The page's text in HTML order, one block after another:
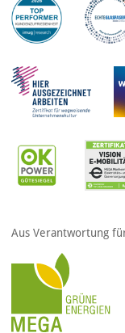
Aus Verantwortung